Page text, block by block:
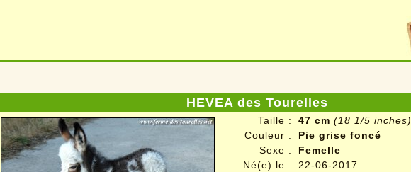
HEVEA des Tourelles
Taille :
Couleur :
Sexe :
Né(e) le :
47 cm (18 1/5 inches)
Pie grise foncé
Femelle
22-06-2017